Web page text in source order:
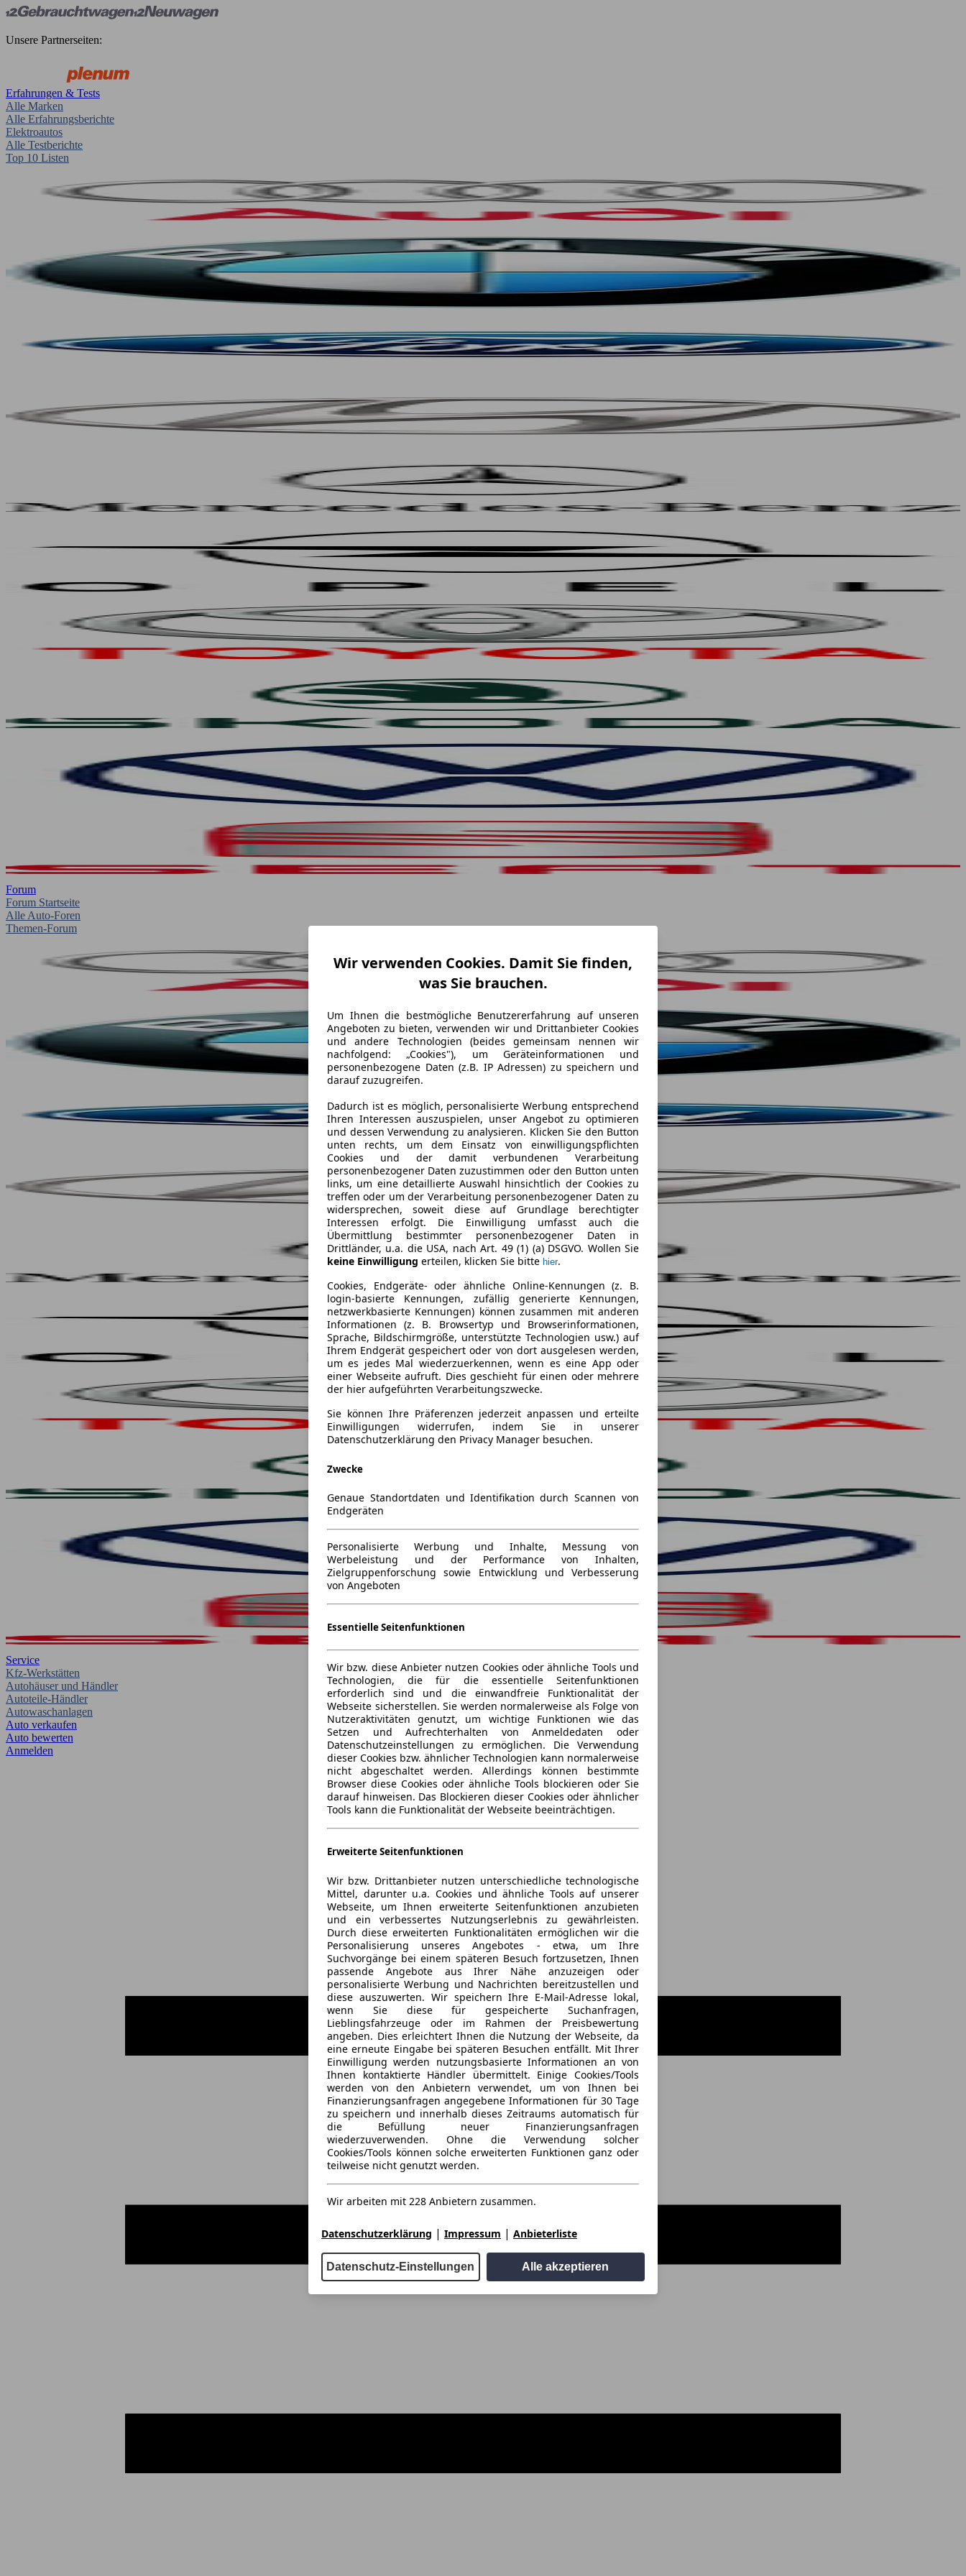
Unsere Partnerseiten:
Erfahrungen & Tests
Alle Marken
Alle Erfahrungsberichte
Elektroautos
Alle Testberichte
Top 10 Listen
Forum
Forum Startseite
Alle Auto-Foren
Themen-Forum
Service
Kfz-Werkstätten
Autohäuser und Händler
Autoteile-Händler
Autowaschanlagen
Auto verkaufen
Auto bewerten
Anmelden
Wir verwenden Cookies. Damit Sie finden,
was Sie brauchen.
Um Ihnen die bestmögliche Benutzererfahrung auf unseren
Angeboten zu bieten, verwenden wir und Drittanbieter Cookies
und andere Technologien (beides gemeinsam nennen wir
nachfolgend: „Cookies"), um Geräteinformationen und
personenbezogene Daten (z.B. IP Adressen) zu speichern und
darauf zuzugreifen.
Dadurch ist es möglich, personalisierte Werbung entsprechend
Ihren Interessen auszuspielen, unser Angebot zu optimieren
und dessen Verwendung zu analysieren. Klicken Sie den Button
unten rechts, um dem Einsatz von einwilligungspflichten
Cookies und der damit verbundenen Verarbeitung
personenbezogener Daten zuzustimmen oder den Button unten
links, um eine detaillierte Auswahl hinsichtlich der Cookies zu
treffen oder um der Verarbeitung personenbezogener Daten zu
widersprechen, soweit diese auf Grundlage berechtigter
Interessen erfolgt. Die Einwilligung umfasst auch die
Übermittlung bestimmter personenbezogener Daten in
Drittländer, u.a. die USA, nach Art. 49 (1) (a) DSGVO. Wollen Sie
keine Einwilligung erteilen, klicken Sie bitte hier.
Cookies, Endgeräte- oder ähnliche Online-Kennungen (z. B.
login-basierte Kennungen, zufällig generierte Kennungen,
netzwerkbasierte Kennungen) können zusammen mit anderen
Informationen (z. B. Browsertyp und Browserinformationen,
Sprache, Bildschirmgröße, unterstützte Technologien usw.) auf
Ihrem Endgerät gespeichert oder von dort ausgelesen werden,
um es jedes Mal wiederzuerkennen, wenn es eine App oder
einer Webseite aufruft. Dies geschieht für einen oder mehrere
der hier aufgeführten Verarbeitungszwecke.
Sie können Ihre Präferenzen jederzeit anpassen und erteilte
Einwilligungen widerrufen, indem Sie in unserer
Datenschutzerklärung den Privacy Manager besuchen.
Zwecke
Genaue Standortdaten und Identifikation durch Scannen von
Endgeräten
Personalisierte Werbung und Inhalte, Messung von
Werbeleistung und der Performance von Inhalten,
Zielgruppenforschung sowie Entwicklung und Verbesserung
von Angeboten
Essentielle Seitenfunktionen
Wir bzw. diese Anbieter nutzen Cookies oder ähnliche Tools und
Technologien, die für die essentielle Seitenfunktionen
erforderlich sind und die einwandfreie Funktionalität der
Webseite sicherstellen. Sie werden normalerweise als Folge von
Nutzeraktivitäten genutzt, um wichtige Funktionen wie das
Setzen und Aufrechterhalten von Anmeldedaten oder
Datenschutzeinstellungen zu ermöglichen. Die Verwendung
dieser Cookies bzw. ähnlicher Technologien kann normalerweise
nicht abgeschaltet werden. Allerdings können bestimmte
Browser diese Cookies oder ähnliche Tools blockieren oder Sie
darauf hinweisen. Das Blockieren dieser Cookies oder ähnlicher
Tools kann die Funktionalität der Webseite beeinträchtigen.
Erweiterte Seitenfunktionen
Wir bzw. Drittanbieter nutzen unterschiedliche technologische
Mittel, darunter u.a. Cookies und ähnliche Tools auf unserer
Webseite, um Ihnen erweiterte Seitenfunktionen anzubieten
und ein verbessertes Nutzungserlebnis zu gewährleisten.
Durch diese erweiterten Funktionalitäten ermöglichen wir die
Personalisierung unseres Angebotes - etwa, um Ihre
Suchvorgänge bei einem späteren Besuch fortzusetzen, Ihnen
passende Angebote aus Ihrer Nähe anzuzeigen oder
personalisierte Werbung und Nachrichten bereitzustellen und
diese auszuwerten. Wir speichern Ihre E-Mail-Adresse lokal,
wenn Sie diese für gespeicherte Suchanfragen,
Lieblingsfahrzeuge oder im Rahmen der Preisbewertung
angeben. Dies erleichtert Ihnen die Nutzung der Webseite, da
eine erneute Eingabe bei späteren Besuchen entfällt. Mit Ihrer
Einwilligung werden nutzungsbasierte Informationen an von
Ihnen kontaktierte Händler übermittelt. Einige Cookies/Tools
werden von den Anbietern verwendet, um von Ihnen bei
Finanzierungsanfragen angegebene Informationen für 30 Tage
zu speichern und innerhalb dieses Zeitraums automatisch für
die Befüllung neuer Finanzierungsanfragen
wiederzuverwenden. Ohne die Verwendung solcher
Cookies/Tools können solche erweiterten Funktionen ganz oder
teilweise nicht genutzt werden.
Wir arbeiten mit 228 Anbietern zusammen.
Datenschutzerklärung | Impressum | Anbieterliste
Datenschutz-Einstellungen Alle akzeptieren